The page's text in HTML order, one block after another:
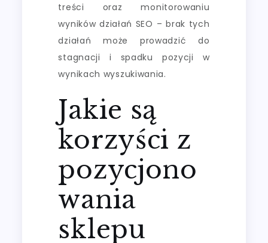
treści oraz monitorowaniu
wyników działań SEO – brak tych
działań może prowadzić do
stagnacji i spadku pozycji w
wynikach wyszukiwania.
Jakie są
korzyści z
pozycjono
wania
sklepu